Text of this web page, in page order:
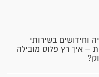
וחידושים בשירותי
– איך רץ פלוס מובילה